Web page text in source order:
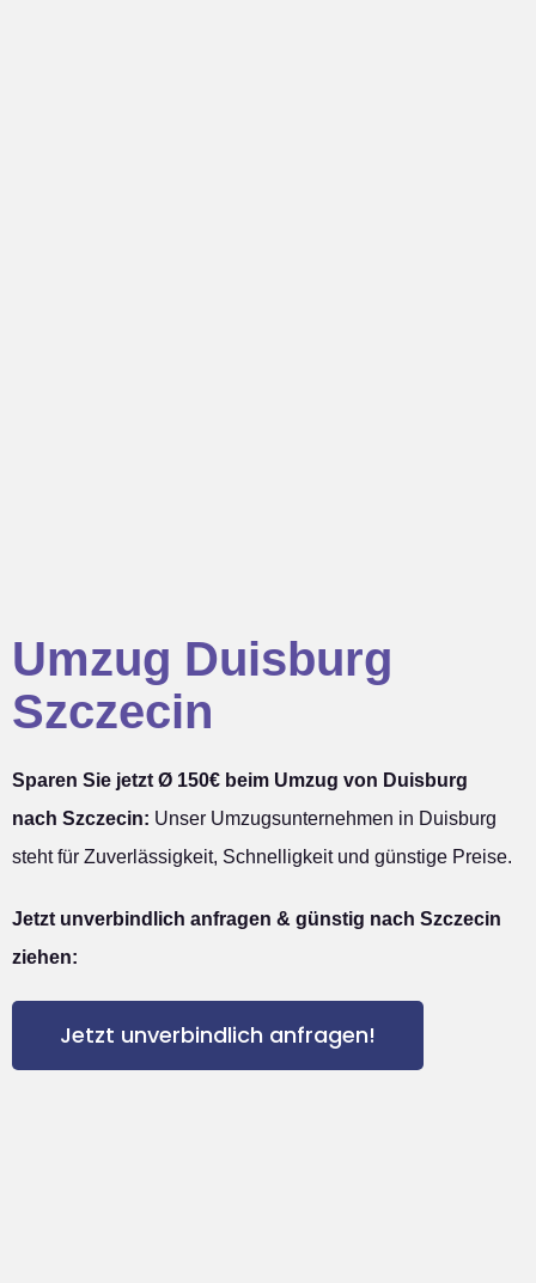
Umzug Duisburg
Szczecin
Sparen Sie jetzt Ø 150€ beim Umzug von Duisburg
nach Szczecin: Unser Umzugsunternehmen in Duisburg
steht für Zuverlässigkeit, Schnelligkeit und günstige Preise.
Jetzt unverbindlich anfragen & günstig nach Szczecin
ziehen:
Jetzt unverbindlich anfragen!